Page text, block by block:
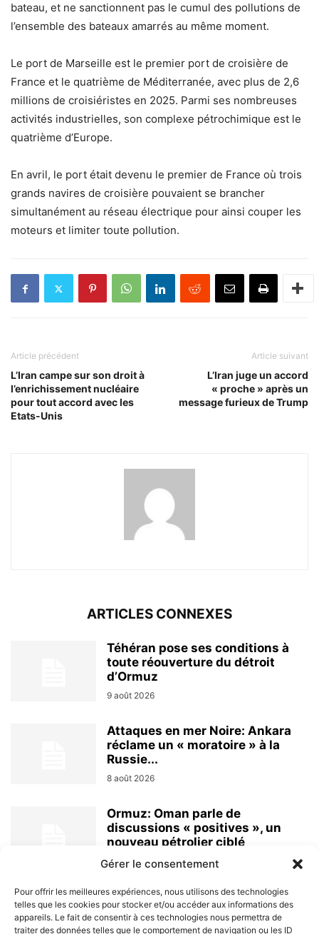
Gérer le consentement
Pour offrir les meilleures expériences, nous utilisons des technologies
telles que les cookies pour stocker et/ou accéder aux informations des
appareils. Le fait de consentir à ces technologies nous permettra de
traiter des données telles que le comportement de navigation ou les ID
bateau, et ne sanctionnent pas le cumul des pollutions de
l’ensemble des bateaux amarrés au même moment.
Le port de Marseille est le premier port de croisière de
France et le quatrième de Méditerranée, avec plus de 2,6
millions de croisiéristes en 2025. Parmi ses nombreuses
activités industrielles, son complexe pétrochimique est le
quatrième d’Europe.
En avril, le port était devenu le premier de France où trois
grands navires de croisière pouvaient se brancher
simultanément au réseau électrique pour ainsi couper les
moteurs et limiter toute pollution.
Article précédent
L’Iran campe sur son droit à
l’enrichissement nucléaire
pour tout accord avec les
Etats-Unis
Article suivant
L’Iran juge un accord
« proche » après un
message furieux de Trump
ARTICLES CONNEXES
Téhéran pose ses conditions à
toute réouverture du détroit
d’Ormuz
9 août 2026
Attaques en mer Noire: Ankara
réclame un « moratoire » à la
Russie...
8 août 2026
Ormuz: Oman parle de
discussions « positives », un
nouveau pétrolier ciblé
8 août 2026